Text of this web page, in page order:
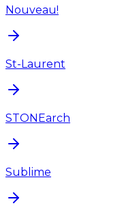
Nouveau!
St-Laurent
STONEarch
Sublime